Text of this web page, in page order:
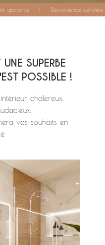
garantie Décoratrice certifiée
SUPERBE
POSSIBLE !
chalereux,
vos souhaits en